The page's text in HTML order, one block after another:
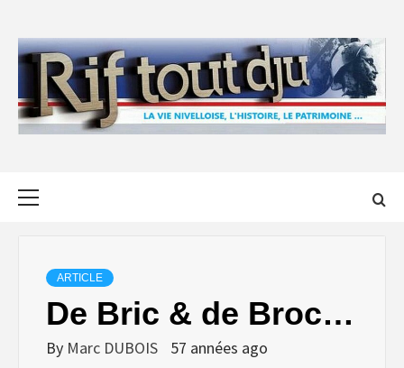
content
ARTICLE
De Bric & de Broc…
By Marc DUBOIS 57 années ago